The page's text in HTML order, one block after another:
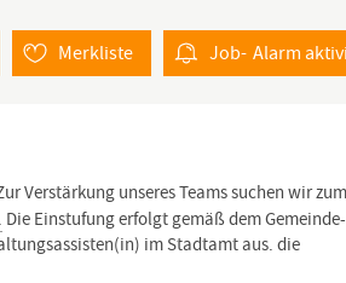
Job- Alarm
Merkliste
Verstärkung unseres Teams suchen wir zum
Die Einstufung erfolgt gemäß dem Gemeinde-
im Stadtamt aus. die